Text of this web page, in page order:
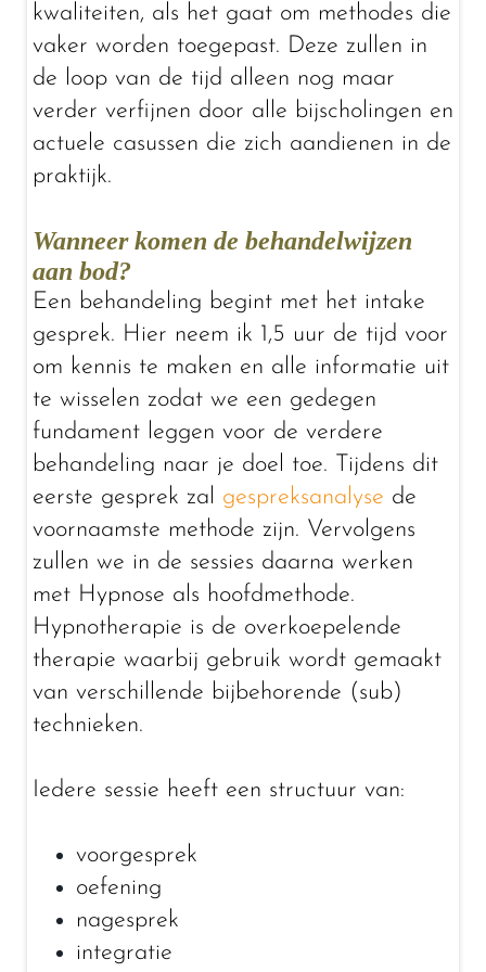
kwaliteiten, als het gaat om methodes die
vaker worden toegepast. Deze zullen in
de loop van de tijd alleen nog maar
verder verfijnen door alle bijscholingen en
actuele casussen die zich aandienen in de
praktijk.
Wanneer komen de behandelwijzen
aan bod?
Een behandeling begint met het intake
gesprek. Hier neem ik 1,5 uur de tijd voor
om kennis te maken en alle informatie uit
te wisselen zodat we een gedegen
fundament leggen voor de verdere
behandeling naar je doel toe. Tijdens dit
eerste gesprek zal gespreksanalyse de
voornaamste methode zijn. Vervolgens
zullen we in de sessies daarna werken
met Hypnose als hoofdmethode.
Hypnotherapie is de overkoepelende
therapie waarbij gebruik wordt gemaakt
van verschillende bijbehorende (sub)
technieken.
Iedere sessie heeft een structuur van:
voorgesprek
oefening
nagesprek
integratie